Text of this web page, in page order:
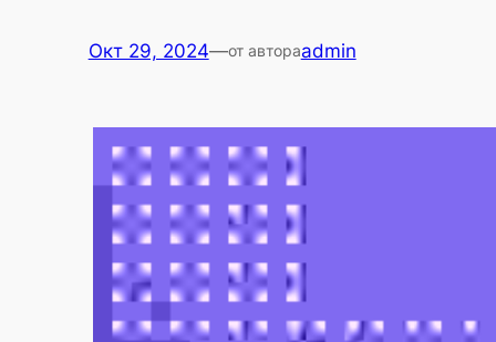
Окт 29, 2024—от автораadmin